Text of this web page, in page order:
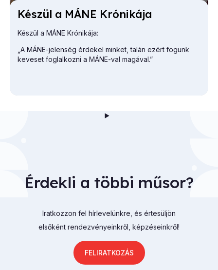
Ké­szül a MÁNE Kró­ni­ká­ja
Készül a MÁNE Krónikája:
„A MÁNE-jelenség érdekel minket, talán ezért fogunk
keveset foglalkozni a MÁNE-val magával.”
Érdekli a többi műsor?
Iratkozzon fel hírlevelünkre, és értesüljön
elsőként rendezvényeinkről, képzéseinkről!
FELIRATKOZÁS